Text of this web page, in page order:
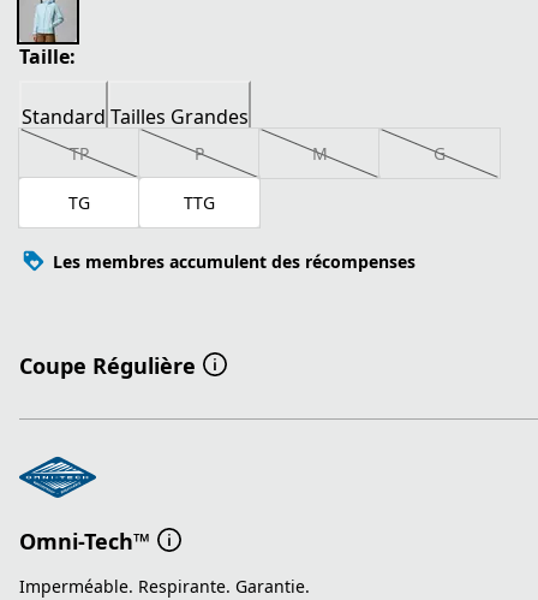
Taille:
Standard Tailles Grandes
TP P M G
TG TTG
Les membres accumulent des récompenses
Coupe Régulière
Omni-Tech™
Imperméable. Respirante. Garantie.